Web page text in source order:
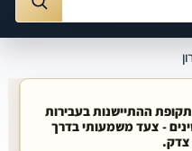
ההתיישנות בעבירות
- צעד משמעותי בדרך